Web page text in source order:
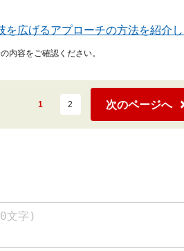
広げるアプローチの方法を紹介し
内容をご確認ください。
1 2 次のページへ